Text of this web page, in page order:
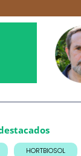
HORTBIOSOL